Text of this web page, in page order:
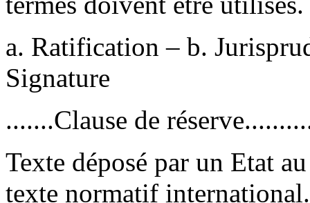
a. Ratification – b.
Signature
.......Clause de
Texte déposé par un Etat
texte normatif